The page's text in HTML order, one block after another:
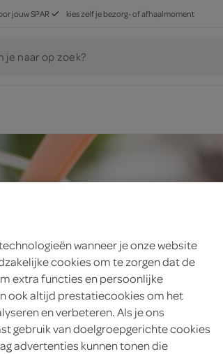
jouw SPAR kies zelf je bezorg- of afhaalmoment
je naar op zoek?
4 personen
wanneer je onze website
cookies om te zorgen dat de
extra functies en persoonlijke
ook altijd prestatiecookies om het
en verbeteren. Als je ons
gebruik van doelgroepgerichte cookies
advertenties kunnen tonen die